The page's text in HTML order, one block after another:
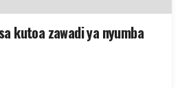
kutoa zawadi ya nyumba